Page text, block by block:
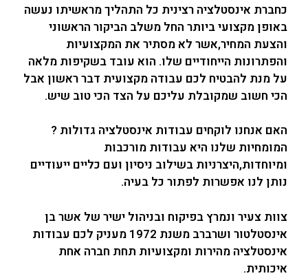
כחברת אינסטלציה רצינית כל התהליך מראשיתו נעשה
באופן מקצועי ביותר החל משלב הביקור הראשוני
והצעת המחיר,אשר לא מסתיר את המקצועיות
והפתרונות הייחודיים שלו. הוא עובד בשקיפות מלאה
על מנת להבטיח לכם עבודה מקצועית דבר ראשון אבל
הכי חשוב שמקובלת עליכם על הצד הכי טוב שיש.
האם אנחנו לוקחים עבודות אינסטלציה גדולות ?
המומחיות שלנו היא עבודות מורכבות
ומיוחדות,היצרניות בשילוב ניסיון ועם כליים ייעודיים
נותן לנו אפשרות לפתור כל בעיה.
צוות צעיר ונמרץ בפיקוח ובניהול ישיר של אשר בן
אינסטלטור ושרברב משנת 1972 מעניק לכם עבודות
אינסטלציה מהירות ומקצועיות תחת חברה אחת
איכותית.